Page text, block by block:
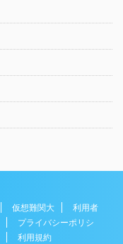
仮想難関大
利用者
プライバシーポリシ
利用規約